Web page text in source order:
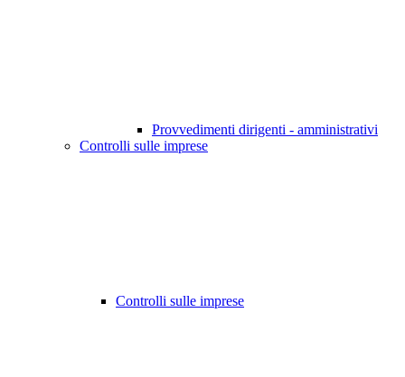
Provvedimenti dirigenti - amministrativi
Controlli sulle imprese
Controlli sulle imprese